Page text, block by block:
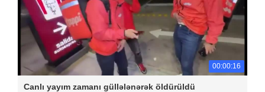
00:00:16
Canlı yayım zamanı güllələnərək öldürüldü